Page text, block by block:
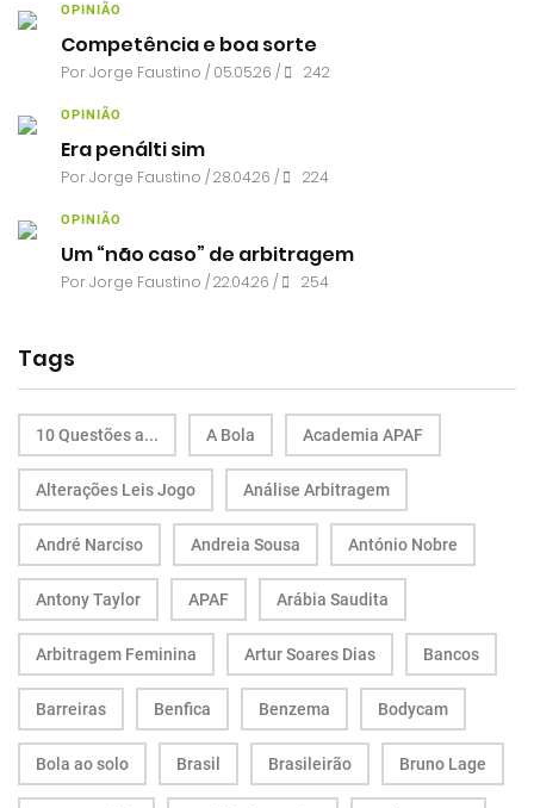
OPINIÃO
Competência e boa sorte
PorJorge Faustino / 05.05.26 / 242
OPINIÃO
Era penálti sim
PorJorge Faustino / 28.04.26 / 224
OPINIÃO
Um “não caso” de arbitragem
PorJorge Faustino / 22.04.26 / 254
Tags
10 Questões a... A Bola Academia APAF
Alterações Leis Jogo Análise Arbitragem
André Narciso Andreia Sousa António Nobre
Antony Taylor APAF Arábia Saudita
Arbitragem Feminina Artur Soares Dias Bancos
Barreiras Benfica Benzema Bodycam
Bola ao solo Brasil Brasileirão Bruno Lage